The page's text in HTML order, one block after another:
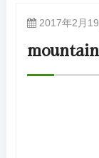
2017年2月19